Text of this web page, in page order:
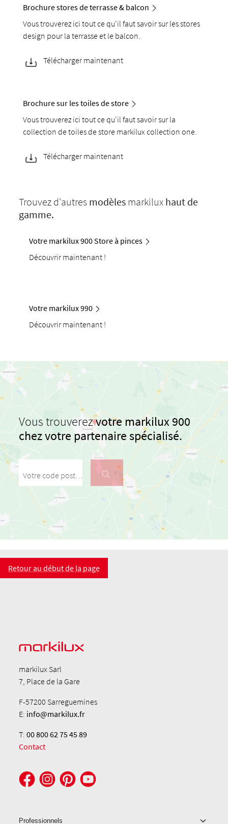
Brochure stores de terrasse & balcon
Vous trouverez ici tout ce qu'il faut savoir sur les stores
design pour la terrasse et le balcon.
Télécharger maintenant
Brochure sur les toiles de store
Vous trouverez ici tout ce qu'il faut savoir sur la
collection de toiles de store markilux collection one.
Télécharger maintenant
Trouvez d'autres modèles markilux haut de
gamme.
Votre markilux 900 Store à pinces
Découvrir maintenant !
Votre markilux 990
Découvrir maintenant !
Vous trouverezvotre markilux 900
chez votre partenaire spécialisé.
Votre code postal / votre ville
Retour au début de la page
markilux Sarl
7, Place de la Gare
F-57200 Sarreguemines
E: info@markilux.fr
T:00 800 62 75 45 89
Contact
Professionnels